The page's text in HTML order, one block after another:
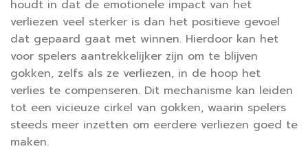
houdt in dat de emotionele impact van het
verliezen veel sterker is dan het positieve gevoel
dat gepaard gaat met winnen. Hierdoor kan het
voor spelers aantrekkelijker zijn om te blijven
gokken, zelfs als ze verliezen, in de hoop het
verlies te compenseren. Dit mechanisme kan leiden
tot een vicieuze cirkel van gokken, waarin spelers
steeds meer inzetten om eerdere verliezen goed te
maken.